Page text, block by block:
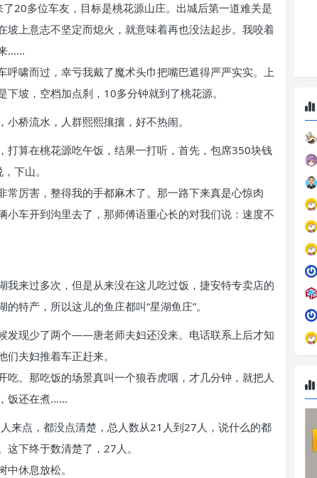
20多位车友，目标是桃花源山庄。出城后第一道难关是
上意志不坚定而熄火，就意味着再也没法起步。我咬着
……
啸而过，幸亏我戴了魔术头巾把嘴巴遮得严严实实。上
坡，空档加点刹，10多分钟就到了桃花源。
桥流水，人群熙熙攘攘，好不热闹。
打算在桃花源吃午饭，结果一打听，首先，包席350块钱
下山。
厉害，整得我的手都麻木了。那一路下来真是心惊肉
车开到沟里去了，那师傅语重心长的对我们说：速度不
来过多次，但是从来没在这儿吃过饭，捷安特专卖店的
特产，所以这儿的鱼庄都叫“星湖鱼庄”。
发现少了两个——唐老师夫妇还没来。电话联系上后才知
夫妇推着车正赶来。
。那吃饭的场景真叫一个狼吞虎咽，才几分钟，就把人
饭还在煮……
来点，都没点清楚，总人数从21人到27人，说什么的都
下终于数清楚了，27人。
休息放松。